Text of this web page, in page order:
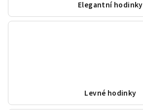
Elegantní hodinky
Levné hodinky